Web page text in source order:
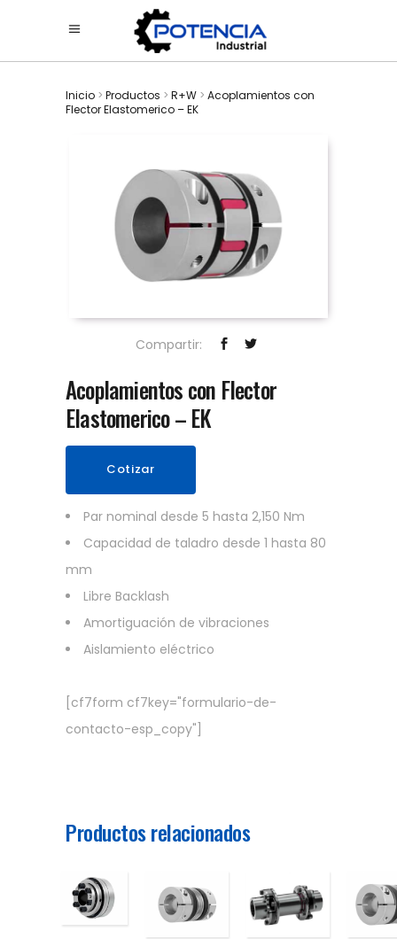
Inicio > Productos > R+W > Acoplamientos con
Flector Elastomerico – EK
Compartir:
Acoplamientos con Flector
Elastomerico – EK
Cotizar
Par nominal desde 5 hasta 2,150 Nm
Capacidad de taladro desde 1 hasta 80
mm
Libre Backlash
Amortiguación de vibraciones
Aislamiento eléctrico
[cf7form cf7key="formulario-de-
contacto-esp_copy"]
Productos relacionados